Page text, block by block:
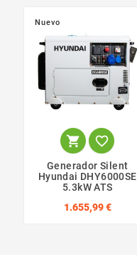
Nuevo
 
Generador Silent
Hyundai DHY6000SE
5.3kW ATS
1.655,99 €